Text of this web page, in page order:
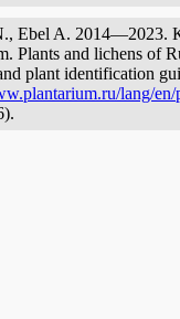
Ebel A. 2014—2023.
Plants and lichens of
plant identification
lang/